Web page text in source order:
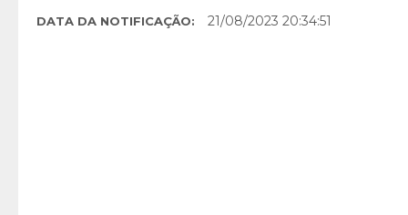
DATA DA NOTIFICAÇÃO: 21/08/2023 20:34:51